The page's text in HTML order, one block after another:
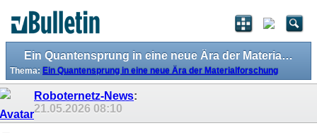
Ein Quantensprung in eine neue Ära der Materialforschung
Thema: Ein Quantensprung in eine neue Ära der Materialforschung
Roboternetz-News:
21.05.2026 08:10